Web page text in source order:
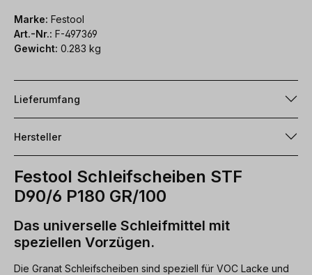
Marke: Festool
Art.-Nr.: F-497369
Gewicht: 0.283 kg
Lieferumfang
Hersteller
Festool Schleifscheiben STF
D90/6 P180 GR/100
Das universelle Schleifmittel mit
speziellen Vorzügen.
Die Granat Schleifscheiben sind speziell für VOC Lacke und